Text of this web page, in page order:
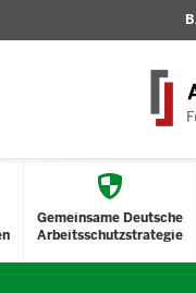
Gemeinsame Deutsche
Arbeitsschutzstrategie